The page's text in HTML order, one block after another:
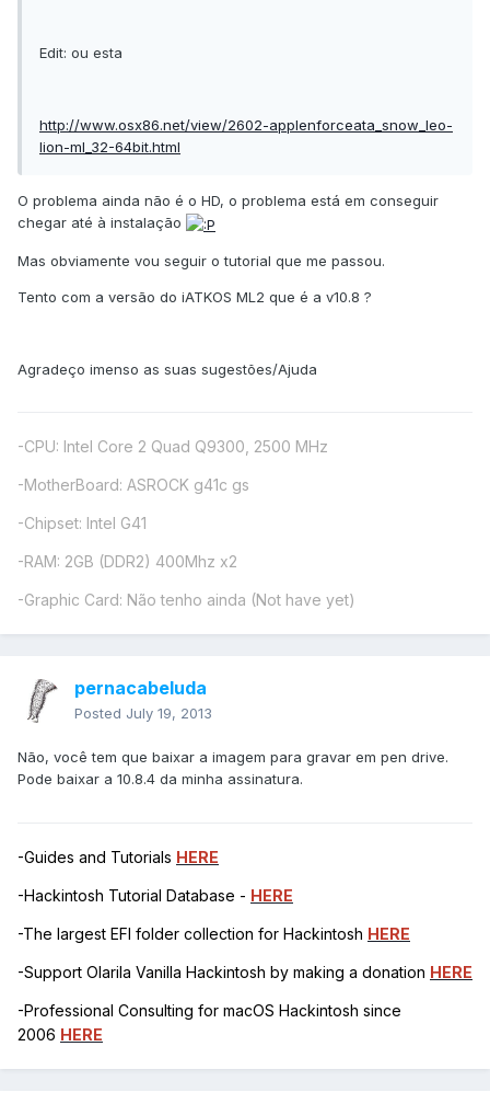
Edit: ou esta
http://www.osx86.net/view/2602-applenforceata_snow_leo-
lion-ml_32-64bit.html
O problema ainda não é o HD, o problema está em conseguir
chegar até à instalação
Mas obviamente vou seguir o tutorial que me passou.
Tento com a versão do iATKOS ML2 que é a v10.8 ?
Agradeço imenso as suas sugestões/Ajuda
-CPU: Intel Core 2 Quad Q9300, 2500 MHz
-MotherBoard: ASROCK g41c gs
-Chipset: Intel G41
-RAM: 2GB (DDR2) 400Mhz x2
-Graphic Card: Não tenho ainda (Not have yet)
pernacabeluda
Posted July 19, 2013
Não, você tem que baixar a imagem para gravar em pen drive.
Pode baixar a 10.8.4 da minha assinatura.
-Guides and Tutorials HERE
-Hackintosh Tutorial Database - HERE
-The largest EFI folder collection for Hackintosh HERE
-Support Olarila Vanilla Hackintosh by making a donation HERE
-Professional Consulting for macOS Hackintosh since
2006 HERE